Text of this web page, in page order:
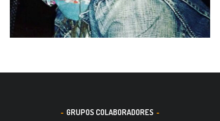
GRUPOS COLABORADORES